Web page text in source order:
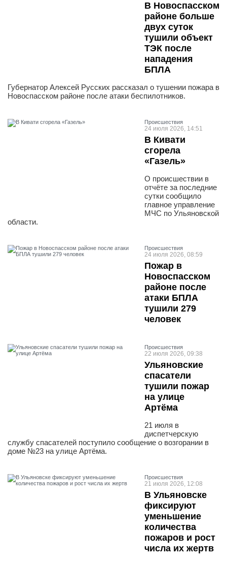
В Новоспасском
районе больше
двух суток
тушили объект
ТЭК после
нападения
БПЛА
Губернатор Алексей Русских рассказал о тушении пожара в
Новоспасском районе после атаки беспилотников.
Проиcшествия
24 июля 2026, 14:51
В Кивати
сгорела
«Газель»
О происшествии в
отчёте за последние
сутки сообщило
главное управление
МЧС по Ульяновской
области.
Проиcшествия
24 июля 2026, 08:59
Пожар в
Новоспасском
районе после
атаки БПЛА
тушили 279
человек
Проиcшествия
22 июля 2026, 09:38
Ульяновские
спасатели
тушили пожар
на улице
Артёма
21 июля в
диспетчерскую
службу спасателей поступило сообщение о возгорании в
доме №23 на улице Артёма.
Проиcшествия
21 июля 2026, 12:08
В Ульяновске
фиксируют
уменьшение
количества
пожаров и рост
числа их жертв